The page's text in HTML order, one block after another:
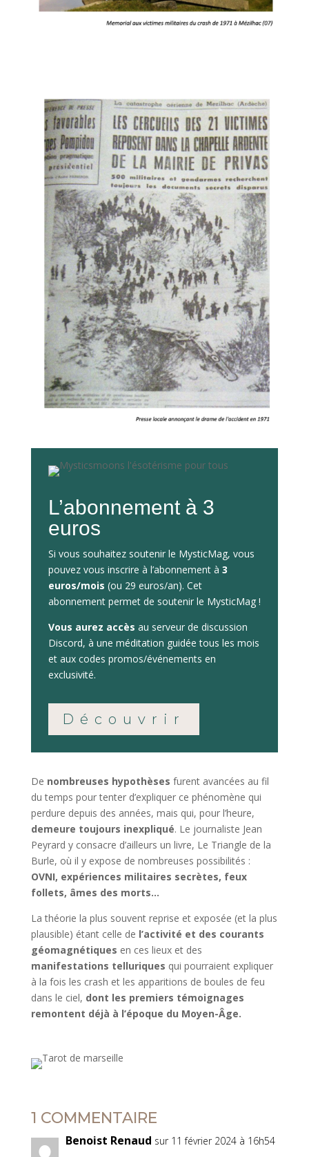
L’abonnement à 3
euros
Si vous souhaitez soutenir le MysticMag, vous
pouvez vous inscrire à l’abonnement à 3
euros/mois (ou 29 euros/an). Cet
abonnement permet de soutenir le MysticMag !
Vous aurez accès au serveur de discussion
Discord, à une méditation guidée tous les mois
et aux codes promos/événements en
exclusivité.
Découvrir
De nombreuses hypothèses furent avancées au fil
du temps pour tenter d’expliquer ce phénomène qui
perdure depuis des années, mais qui, pour l’heure,
demeure toujours inexpliqué. Le journaliste Jean
Peyrard y consacre d’ailleurs un livre, Le Triangle de la
Burle, où il y expose de nombreuses possibilités :
OVNI, expériences militaires secrètes, feux
follets, âmes des morts…
La théorie la plus souvent reprise et exposée (et la plus
plausible) étant celle de l’activité et des courants
géomagnétiques en ces lieux et des
manifestations telluriques qui pourraient expliquer
à la fois les crash et les apparitions de boules de feu
dans le ciel, dont les premiers témoignages
remontent déjà à l’époque du Moyen-Âge.
1 COMMENTAIRE
Benoist Renaud sur 11 février 2024 à 16h54